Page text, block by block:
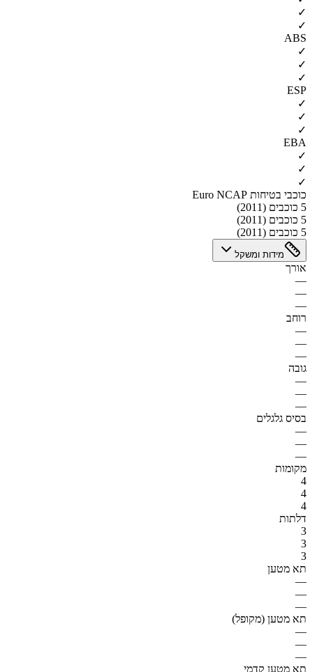
✓
✓
ABS
✓
✓
✓
ESP
✓
✓
✓
EBA
✓
✓
✓
כוכבי בטיחות Euro NCAP
5 כוכבים (2011)
5 כוכבים (2011)
5 כוכבים (2011)
מידות ומשקל
אורך
—
—
—
רוחב
—
—
—
גובה
—
—
—
בסיס גלגלים
—
—
—
מקומות
4
4
4
דלתות
3
3
3
תא מטען
—
—
—
תא מטען (מקופל)
—
—
—
תא מטען קדמי